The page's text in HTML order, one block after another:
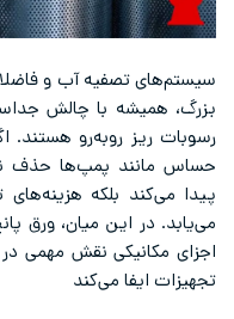
سیستم‌های تصفیه آب و
بزرگ، همیشه با چالش
رسوبات ریز روبه‌رو هستند.
حساس مانند پمپ‌ها حذف
پیدا می‌کند بلکه
می‌یابد. در این میان، ورق
اجزای مکانیکی نقش مهمی
تجهیزات ایفا می‌کند